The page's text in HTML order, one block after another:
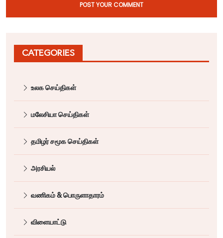
POST YOUR COMMENT
CATEGORIES
உலக செய்திகள்
மலேசியா செய்திகள்
தமிழர் சமூக செய்திகள்
அரசியல்
வணிகம் & பொருளாதாரம்
விளையாட்டு